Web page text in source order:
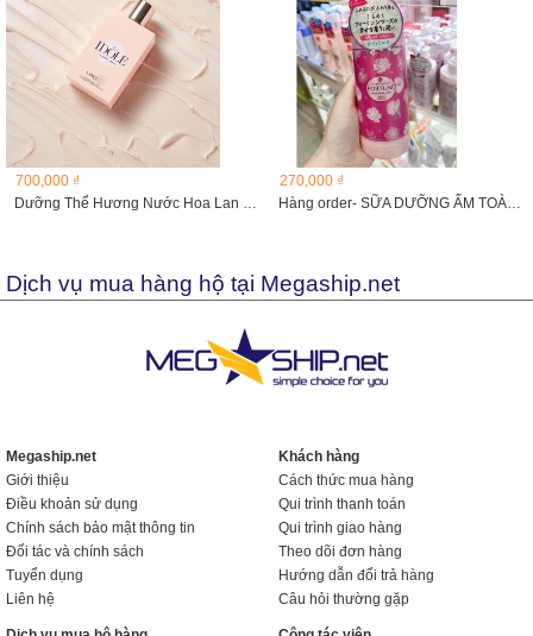
700,000 ₫
Dưỡng Thể Hương Nước Hoa Lan come Idole Body 200ml
270,000 ₫
Hàng order- SỮA DƯỠNG ẨM TOÀN THÂN NHÀ KOSE 200ML
Dịch vụ mua hàng hộ tại Megaship.net
Megaship.net
Giới thiệu
Điều khoản sử dụng
Chính sách bảo mật thông tin
Đối tác và chính sách
Tuyển dụng
Liên hệ
Khách hàng
Cách thức mua hàng
Qui trình thanh toán
Qui trình giao hàng
Theo dõi đơn hàng
Hướng dẫn đổi trả hàng
Câu hỏi thường gặp